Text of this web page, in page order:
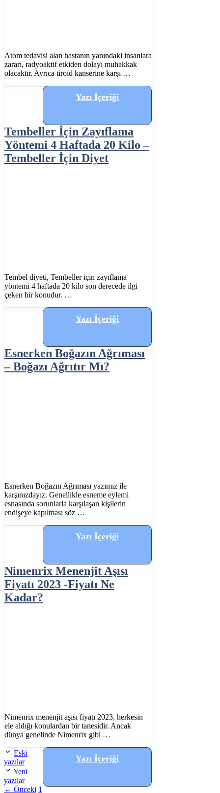
Atom tedavisi alan hastanın yanındaki insanlara
zararı, radyoaktif etkiden dolayı muhakkak
olacaktır. Ayrıca tiroid kanserine karşı …
Yazı İçeriği
Tembeller İçin Zayıflama
Yöntemi 4 Haftada 20 Kilo –
Tembeller İçin Diyet
Tembel diyeti, Tembeller için zayıflama
yöntemi 4 haftada 20 kilo son derecede ilgi
çeken bir konudur. …
Yazı İçeriği
Esnerken Boğazın Ağrıması
– Boğazı Ağrıtır Mı?
Esnerken Boğazın Ağrıması yazımız ile
karşınızdayız. Genellikle esneme eylemi
esnasında sorunlarla karşılaşan kişilerin
endişeye kapılması söz …
Yazı İçeriği
Nimenrix Menenjit Aşısı
Fiyatı 2023 -Fiyatı Ne
Kadar?
Nimenrix menenjit aşısı fiyatı 2023, herkesin
ele aldığı konulardan bir tanesidir. Ancak
dünya genelinde Nimenrix gibi …
Yazı İçeriği
Eski
yazılar
Yeni
yazılar
← Önceki Sayfa
1